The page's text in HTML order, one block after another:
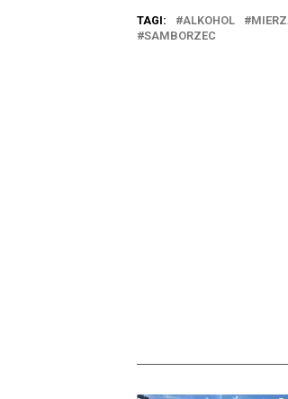
TAGI: ALKOHOL
SAMBORZEC